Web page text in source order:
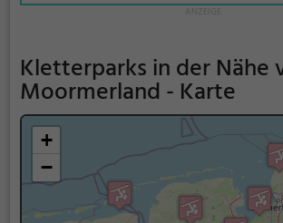
Kletterparks in der Nähe
Moormerland - Karte
+
−